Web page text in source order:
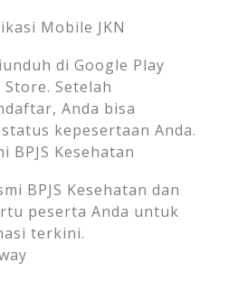
Mobile JKN
di Google Play
Setelah
Anda bisa
kepesertaan Anda.
BPJS Kesehatan
BPJS Kesehatan dan
peserta Anda untuk
terkini.